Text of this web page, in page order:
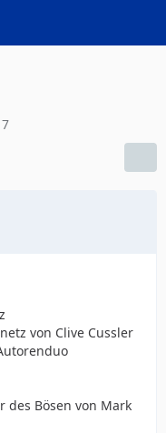
von Clive Cussler
des Bösen von Mark